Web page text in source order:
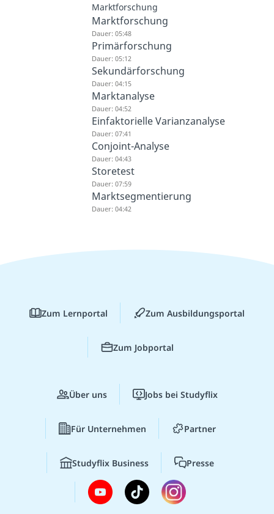
Marktforschung
Marktforschung
Dauer: 05:48
Primärforschung
Dauer: 05:12
Sekundärforschung
Dauer: 04:15
Marktanalyse
Dauer: 04:52
Einfaktorielle Varianzanalyse
Dauer: 07:41
Conjoint-Analyse
Dauer: 04:43
Storetest
Dauer: 07:59
Marktsegmentierung
Dauer: 04:42
Zum Lernportal Zum Ausbildungsportal
Zum Jobportal
Über uns Jobs bei Studyflix
Für Unternehmen Partner
Studyflix Business Presse